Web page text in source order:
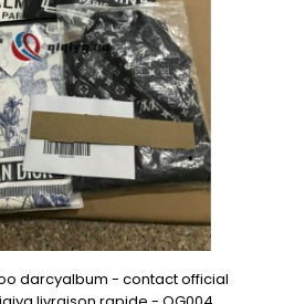
darcyalbum - contact official